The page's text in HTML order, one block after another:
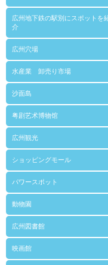
広州地下鉄の駅別にスポットを
介
広州穴場
水産業 卸売り市場
沙面島
粤剧艺术博物馆
広州観光
ショッピングモール
パワースポット
動物園
広州図書館
映画館